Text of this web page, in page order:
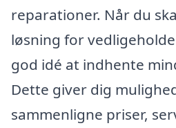
reparationer. Når du
løsning for
god idé at indhente
Dette giver dig
sammenligne priser,